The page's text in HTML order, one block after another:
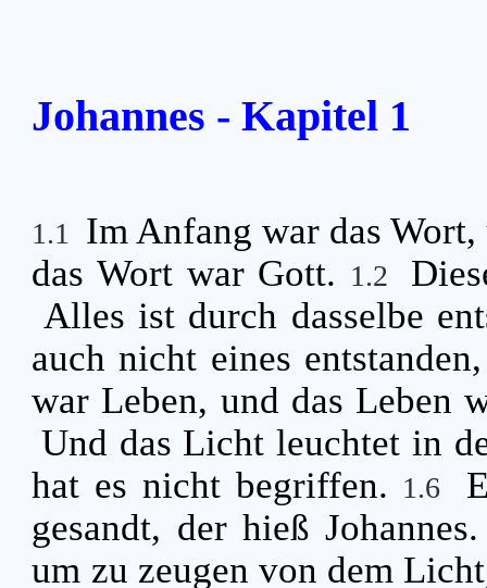
Johannes - Kapitel 1
1.1 Im Anfang war das
das Wort war Gott. 1.2
Alles ist durch dasselbe
auch nicht eines
war Leben, und das Leben
Und das Licht leuchtet in
hat es nicht begriffen. 1.6
gesandt, der hieß
um zu zeugen von dem